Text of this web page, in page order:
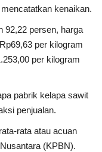
kenaikan.
92,22 persen, harga
per kilogram
per kilogram
pabrik kelapa sawit
penjualan.
rata atau acuan
(KPBN).